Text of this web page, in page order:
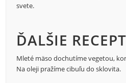
svete.
ĎALŠIE
Mleté mäso dochutíme vegetou,
Na oleji pražíme cibuľu do sklovita.